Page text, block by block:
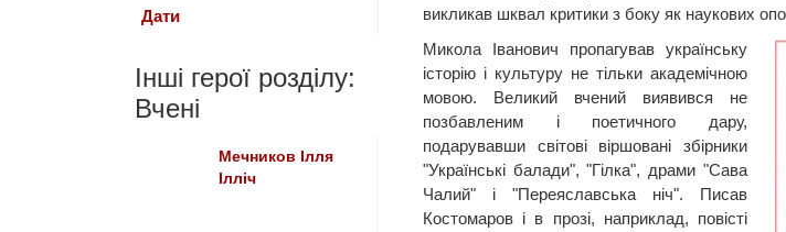
викликав шквал критики з боку як наукових
Микола Іванович пропагував українську
історію і культуру не тільки академічною
мовою. Великий вчений виявився не
позбавленим і поетичного дару,
подарувавши світові віршовані збірники
"Українські балади", "Гілка", драми "Сава
Чалий" і "Переяславська ніч". Писав
Костомаров і в прозі, наприклад, повісті
Дати
Інші герої розділу:
Вчені
Мечников Ілля
Ілліч